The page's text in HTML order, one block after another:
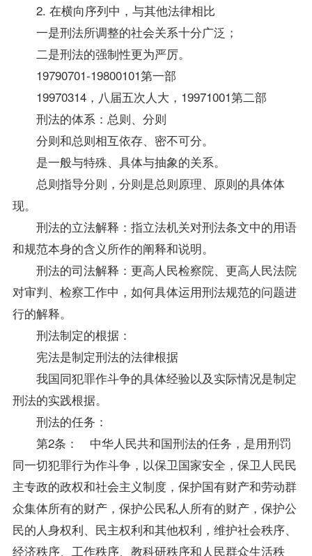
2. 在横向序列中，与其他法律相比
一是刑法所调整的社会关系十分广泛；
二是刑法的强制性更为严厉。
19790701-19800101第一部
19970314，八届五次人大，19971001第二部
刑法的体系：总则、分则
分则和总则相互依存、密不可分。
是一般与特殊、具体与抽象的关系。
总则指导分则，分则是总则原理、原则的具体体
现。
刑法的立法解释：指立法机关对刑法条文中的用语
和规范本身的含义所作的阐释和说明。
刑法的司法解释：更高人民检察院、更高人民法院
对审判、检察工作中，如何具体运用刑法规范的问题进
行的解释。
刑法制定的根据：
宪法是制定刑法的法律根据
我国同犯罪作斗争的具体经验以及实际情况是制定
刑法的实践根据。
刑法的任务：
第2条： 中华人民共和国刑法的任务，是用刑罚
同一切犯罪行为作斗争，以保卫国家安全，保卫人民民
主专政的政权和社会主义制度，保护国有财产和劳动群
众集体所有的财产，保护公民私人所有的财产，保护公
民的人身权利、民主权利和其他权利，维护社会秩序、
经济秩序、工作秩序、教科研秩序和人民群众生活秩